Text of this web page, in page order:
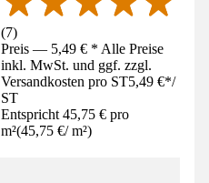
(7)
Preis — 5,49 € * Alle Preise
inkl. MwSt. und ggf. zzgl.
Versandkosten pro ST5,49 €*/
ST
Entspricht 45,75 € pro
m²(45,75 €/ m²)